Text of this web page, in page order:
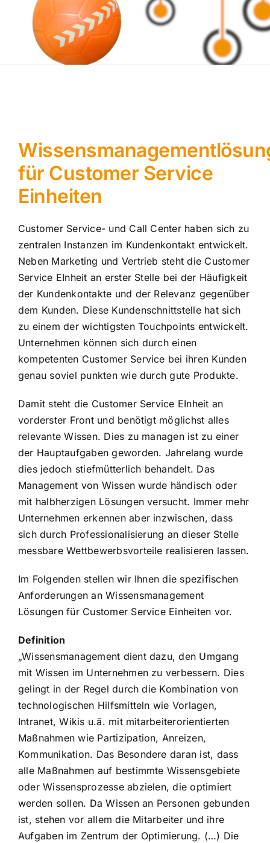
für Customer Service
Einheiten
Customer Service- und Call Center haben sich zu
zentralen Instanzen im Kundenkontakt entwickelt.
Neben Marketing und Vertrieb steht die Customer
Service EInheit an erster Stelle bei der Häufigkeit
der Kundenkontakte und der Relevanz gegenüber
dem Kunden. Diese Kundenschnittstelle hat sich
zu einem der wichtigsten Touchpoints entwickelt.
Unternehmen können sich durch einen
kompetenten Customer Service bei ihren Kunden
genau soviel punkten wie durch gute Produkte.
Damit steht die Customer Service EInheit an
vorderster Front und benötigt möglichst alles
relevante Wissen. Dies zu managen ist zu einer
der Hauptaufgaben geworden. Jahrelang wurde
dies jedoch stiefmütterlich behandelt. Das
Management von Wissen wurde händisch oder
mit halbherzigen Lösungen versucht. Immer mehr
Unternehmen erkennen aber inzwischen, dass
sich durch Professionalisierung an dieser Stelle
messbare Wettbewerbsvorteile realisieren lassen.
Im Folgenden stellen wir Ihnen die spezifischen
Anforderungen an Wissensmanagement
Lösungen für Customer Service Einheiten vor.
Definition
„Wissensmanagement dient dazu, den Umgang
mit Wissen im Unternehmen zu verbessern. Dies
gelingt in der Regel durch die Kombination von
technologischen Hilfsmitteln wie Vorlagen,
Intranet, Wikis u.ä. mit mitarbeiterorientierten
Maßnahmen wie Partizipation, Anreizen,
Kommunikation. Das Besondere daran ist, dass
alle Maßnahmen auf bestimmte Wissensgebiete
oder Wissensprozesse abzielen, die optimiert
werden sollen. Da Wissen an Personen gebunden
ist, stehen vor allem die Mitarbeiter und ihre
Aufgaben im Zentrum der Optimierung. (…) Die